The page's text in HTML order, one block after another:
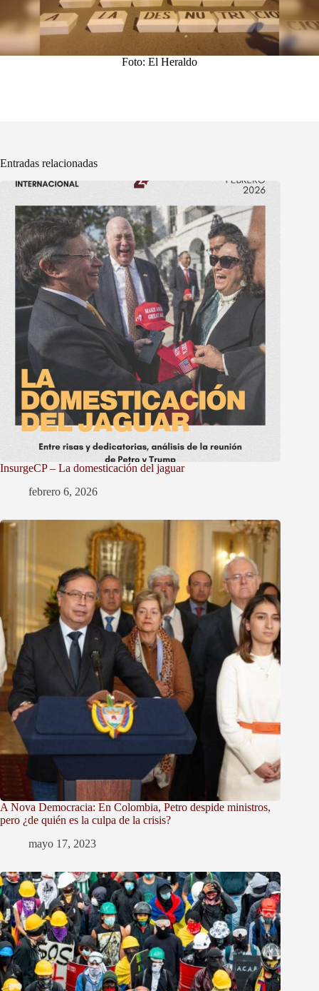
Foto: El Heraldo
Entradas relacionadas
InsurgeCP – La domesticación del jaguar
febrero 6, 2026
A Nova Democracia: En Colombia, Petro despide ministros,
pero ¿de quién es la culpa de la crisis?
mayo 17, 2023